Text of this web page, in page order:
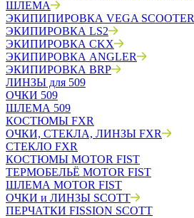
ШЛЕМА
ЭКИПИПИРОВКА VEGA SCOOTER
ЭКИПИРОВКА LS2
ЭКИПИРОВКА CKX
ЭКИПИРОВКА ANGLER
ЭКИПИРОВКА BRP
ЛИНЗЫ для 509
ОЧКИ 509
ШЛЕМА 509
КОСТЮМЫ FXR
ОЧКИ, СТЕКЛА, ЛИНЗЫ FXR
СТЕКЛО FXR
КОСТЮМЫ MOTOR FIST
ТЕРМОБЕЛЬЁ MOTOR FIST
ШЛЕМА MOTOR FIST
ОЧКИ и ЛИНЗЫ SCOTT
ПЕРЧАТКИ FISSION SCOTT